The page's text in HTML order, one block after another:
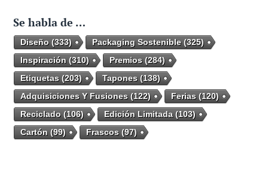
Se habla de …
Diseño (333) Packaging Sostenible(325)
Inspiración (310) Premios(284)
Etiquetas(203) Tapones(138)
Adquisiciones Y Fusiones(122) Ferias(120)
Reciclado (106) Edición Limitada (103)
Cartón (99) Frascos(97)